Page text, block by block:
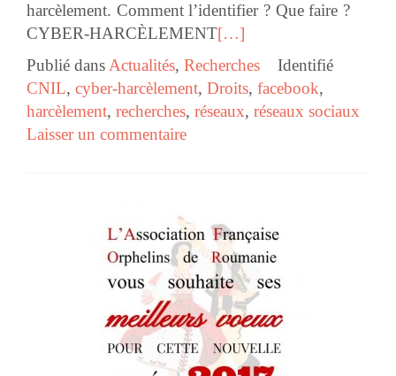
harcèlement. Comment l’identifier ? Que faire ?
CYBER-HARCÈLEMENT[…]
Publié dans Actualités, Recherches
Identifié
CNIL, cyber-harcèlement, Droits, facebook,
harcèlement, recherches, réseaux, réseaux sociaux
Laisser un commentaire